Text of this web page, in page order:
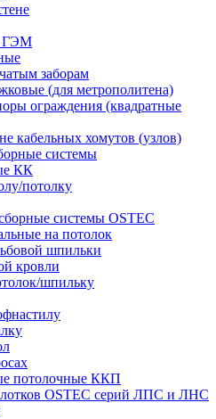
ГЭМ
заборам
(для метрополитена)
ограждения (квадратные
кабельных хомутов (узлов)
системы
КК
потолку
системы OSTEC
на потолок
шпильки
кровли
шпильку
потолочные ККП
лотков OSTEC серий ЛПС и ЛНС